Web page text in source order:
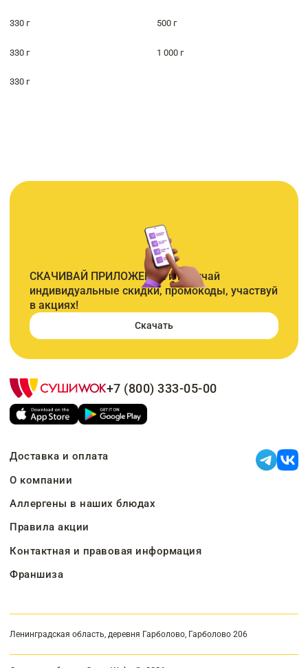
330 г 500 г
330 г 1 000 г
330 г
СКАЧИВАЙ ПРИЛОЖЕНИЕ и получай
индивидуальные скидки, промокоды, участвуй
в акциях!
Скачать
+7 (800) 333-05-00
Доставка и оплата
О компании
Аллергены в наших блюдах
Правила акции
Контактная и правовая информация
Франшиза
Ленинградская область, деревня Гарболово, Гарболово 206